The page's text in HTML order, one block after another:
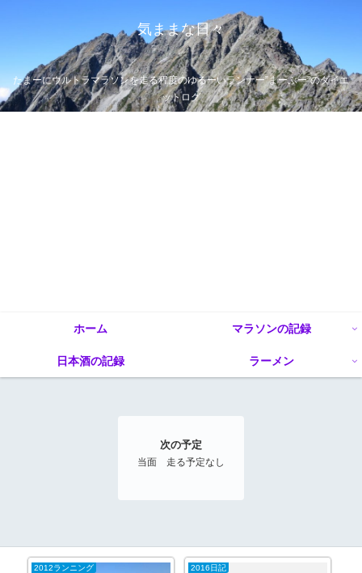
気ままな日々
たまーにウルトラマラソンを走る程度のゆるーいランナー”まーぶー”のダイエ
ットログ
ホーム マラソンの記録
日本酒の記録 ラーメン
次の予定
当面 走る予定なし
2012ランニング 2016日記